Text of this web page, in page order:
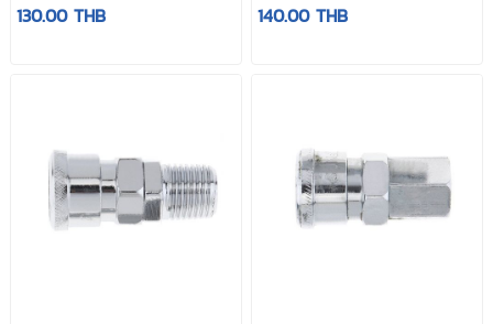
130.00 THB 140.00 THB